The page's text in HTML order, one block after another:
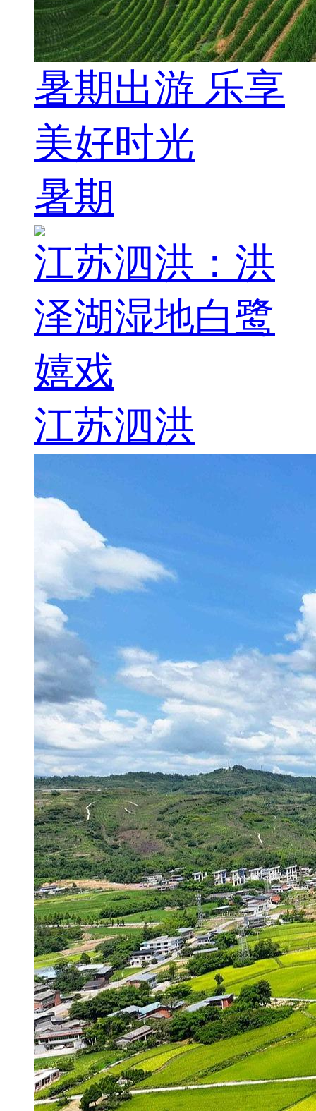
暑期出游 乐享
美好时光
暑期
江苏泗洪：洪
泽湖湿地白鹭
嬉戏
江苏泗洪